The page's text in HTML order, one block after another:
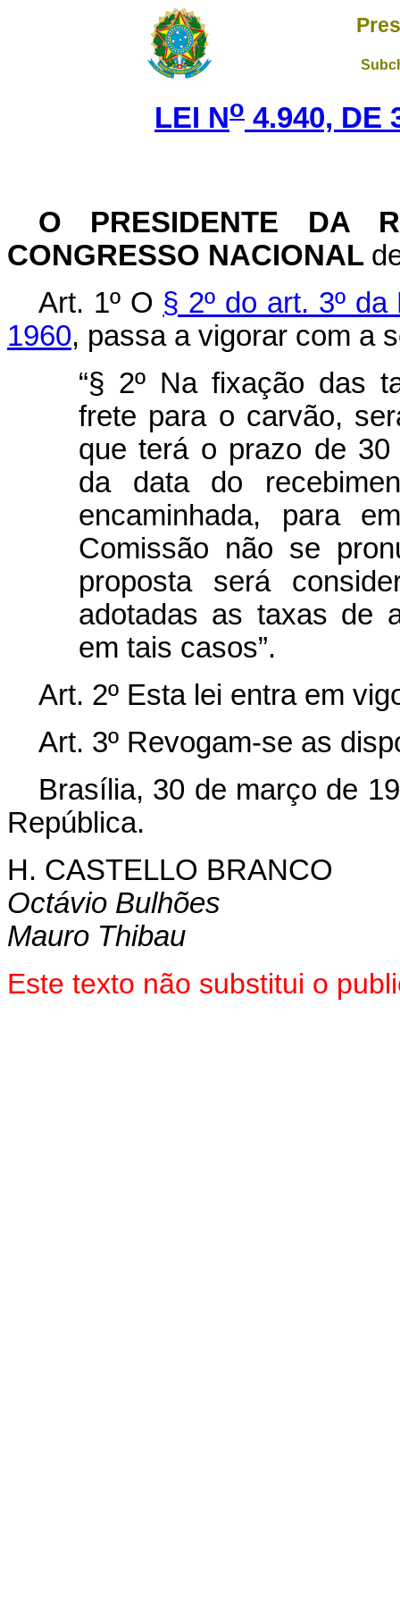
LEI No 4.940, DE
O PRESIDENTE DA
CONGRESSO NACIONAL
Art. 1º O § 2º do art. 3º
1960, passa a vigorar com a
“§ 2º Na fixação das
frete para o carvão,
que terá o prazo de
da data do
encaminhada, para
Comissão não se
proposta será
adotadas as taxas de
em tais casos”.
Art. 2º Esta lei entra em
Art. 3º Revogam-se as
Brasília, 30 de março de
República.
H. CASTELLO BRANCO
Octávio Bulhões
Mauro Thibau
Este texto não substitui o